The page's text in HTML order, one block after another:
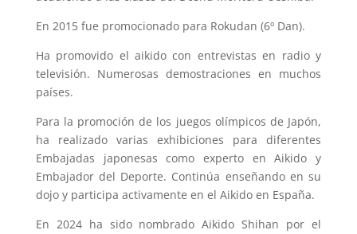
En 2015 fue promocionado para Rokudan (6º Dan).
Ha promovido el aikido con entrevistas en radio y
televisión. Numerosas demostraciones en muchos
países.
Para la promoción de los juegos olímpicos de Japón,
ha realizado varias exhibiciones para diferentes
Embajadas japonesas como experto en Aikido y
Embajador del Deporte. Continúa enseñando en su
dojo y participa activamente en el Aikido en España.
En 2024 ha sido nombrado Aikido Shihan por el